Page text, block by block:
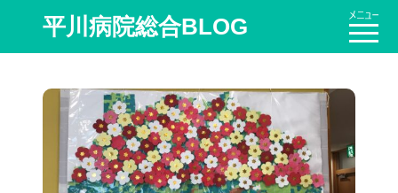
平川病院総合BLOG